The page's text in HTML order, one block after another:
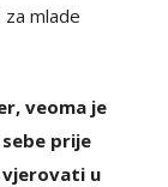
mlade
veoma je
prije
u